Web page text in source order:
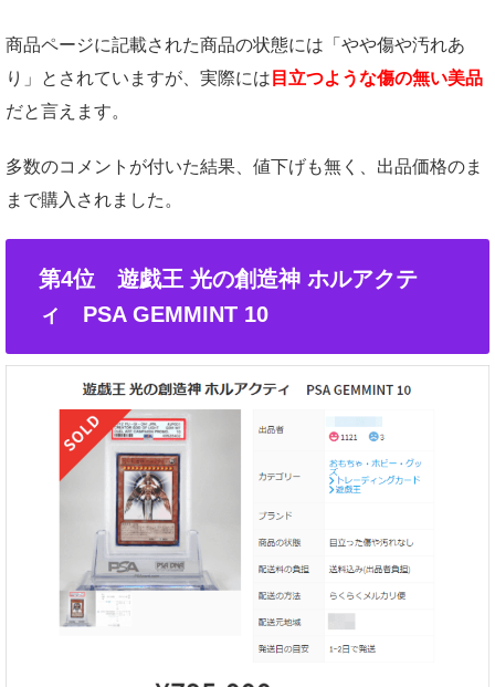
商品ページに記載された商品の状態には「やや傷や汚れあ
り」とされていますが、実際には 目立つような傷の無い美品
だと言えます。
多数のコメントが付いた結果、値下げも無く、出品価格のま
まで購入されました。
第4位 遊戯王 光の創造神 ホルアクテ
ィ PSA GEMMINT 10